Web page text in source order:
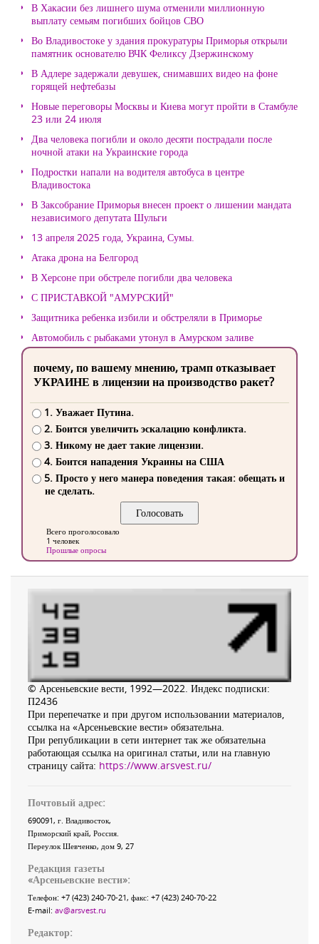
В Хакасии без лишнего шума отменили миллионную
выплату семьям погибших бойцов СВО
Во Владивостоке у здания прокуратуры Приморья открыли
памятник основателю ВЧК Феликсу Дзержинскому
В Адлере задержали девушек, снимавших видео на фоне
горящей нефтебазы
Новые переговоры Москвы и Киева могут пройти в Стамбуле
23 или 24 июля
Два человека погибли и около десяти пострадали после
ночной атаки на Украинские города
Подростки напали на водителя автобуса в центре
Владивостока
В Заксобрание Приморья внесен проект о лишении мандата
независимого депутата Шульги
13 апреля 2025 года, Украина, Сумы.
Атака дрона на Белгород
В Херсоне при обстреле погибли два человека
С ПРИСТАВКОЙ "АМУРСКИЙ"
Защитника ребенка избили и обстреляли в Приморье
Автомобиль с рыбаками утонул в Амурском заливе
почему, по вашему мнению, трамп отказывает
УКРАИНЕ в лицензии на производство ракет?
1. Уважает Путина.
2. Боится увеличить эскалацию конфликта.
3. Никому не дает такие лицензии.
4. Боится нападения Украины на США
5. Просто у него манера поведения такая: обещать и
не сделать.
Всего проголосовало
1 человек
Прошлые опросы
© Арсеньевские вести, 1992—2022. Индекс подписки:
П2436
При перепечатке и при другом использовании материалов,
ссылка на «Арсеньевские вести» обязательна.
При републикации в сети интернет так же обязательна
работающая ссылка на оригинал статьи, или на главную
страницу сайта: https://www.arsvest.ru/
Почтовый адрес:
690091, г. Владивосток,
Приморский край, Россия
Переулок Шевченко, дом 9, 27
Редакция газеты
«Арсеньевские вести»:
Телефон: +7 (423) 240-70-21, факс: +7 (423) 240-70-22
E-mail: av@arsvest.ru
Редактор: